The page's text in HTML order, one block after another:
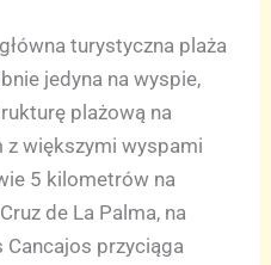
turystyczna plaża
jedyna na wyspie,
plażową na
większymi wyspami
5 kilometrów na
de La Palma, na
przyciąga